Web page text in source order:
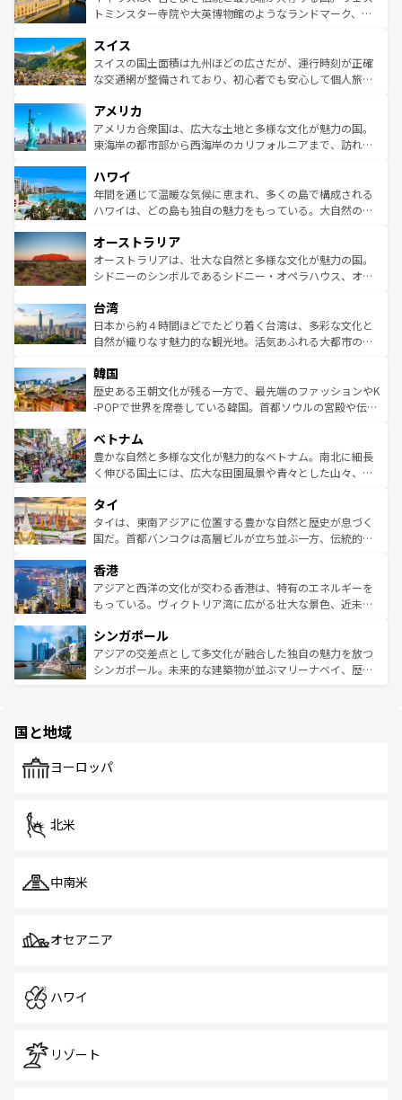
らに、パリ以外の地域にも魅力が溢れており、どの街角に
れる地方に足を運ぶとそれぞれで全く異なる文化を体験で
きるだろう。 なお、新着のフランス情報はコンテンツ一覧
を参照してほしい。
してライン川沿いのワイン畑といった風景は必見。ビール
は、お酒好きな人にはぜひ体験してほしい。 なお、新着の
ドイツ情報はコンテンツ一覧を参照してほしい。
トミンスター寺院や大英博物館のようなランドマーク、歴
リアごとに異なる魅力がある。また、優雅なアフタヌーン
ティー、ビール好きにはたまらない英国パブ、サッカー観
戦など、本場だからこそできる体験も豊富。イギリスを旅
ンツ一覧を参照してほしい。
スイス
スイスの国土面積は九州ほどの広さだが、運行時刻が正確
な交通網が整備されており、初心者でも安心して個人旅行
の建物がそのまま残る町や、スイスならではのユニークな
博物館もあり、アルプス観光だけでなく町歩きも満喫する
ことができる。国民の所得が高いため物価も高いが、旅行
ば市内交通費無料で観光を楽しむこともできる。 なお、新
着のスイス情報はコンテンツ一覧 を参照してほしい。
アメリカ
アメリカ合衆国は、広大な土地と多様な文化が魅力の国。
東海岸の都市部から西海岸のカリフォルニアまで、訪れる
のような巨大都市は、観光、ショッピング、エンターテイ
ンメントが詰まった刺激的なスポットだ。一方、アメリカ
西部には大自然が広がり、グランドキャニオンやイエロー
部のニューオーリンズでは、音楽と美食が融合した独特の
文化が魅力。旅行者はアメリカの各地域で異なる魅力を楽
しみながら、その多様性と豊かな歴史を感じることができ
ならではの贅沢な旅のスタイルだ。 なお、新着のアメリカ
情報はコンテンツ一覧を参照してほしい。
ハワイ
年間を通じて温暖な気候に恵まれ、多くの島で構成される
ハワイは、どの島も独自の魅力をもっている。大自然の神
ワイ島は見逃せない。また、定番の観光地といえばオアフ
島だが、静かな自然を求めるならマウイ島やカウアイ島が
おすすめ。エメラルドグリーンに輝く海をはじめ、豊かな
れるおもてなしの心で訪れる人々を迎えてくれるハワイの
人々、おいしいローカルフードやハワイアンミュージッ
ク、伝統的なフラダンスなど、すべてがハワイの魅力を彩
ワイを、存分に味わってほしい。 なお、新着のハワイ情報
はコンテンツ一覧を参照してほしい。
オーストラリア
オーストラリアは、壮大な自然と多様な文化が魅力の国。
シドニーのシンボルであるシドニー・オペラハウス、オー
リアリーフや大陸中央部にそびえるウルル（エアーズロッ
ク）、タスマニアの美しい原生林やケアンズの熱帯雨林な
ど、見どころがたくさん。また、カフェやワイン、オージ
いる。アクティビティも充実しており、サーフィンやダイ
ビング、ハイキングなど、アウトドア好きにはたまらな
い。オーストラリアの多彩な魅力を存分に味わいつくそ
参照してほしい。
台湾
日本から約４時間ほどでたどり着く台湾は、多彩な文化と
自然が織りなす魅力的な観光地。活気あふれる大都市の台
ン）、静ひつな山岳地帯である台湾東部など、都市の喧騒
と山間の静けさが共存しており、訪れる人に新しい発見と
驚きをもたらしてくれる。また、奥深い台湾の食文化も魅
容にもいいと評判のスイーツなど、バラエティ豊かな料理
が味わえる。 なお、新着の台湾情報は コンテンツ一覧を参
照してほしい。
韓国
歴史ある王朝文化が残る一方で、最先端のファッションやK
-POPで世界を席巻している韓国。首都ソウルの宮殿や伝統
き、地方に足を延ばせば四季折々の自然美を楽しむことが
できる。そして、キムチや焼肉、絶品のストリートフード
まで、さまざまな韓国料理が待っている。夜には、韓国な
リティに包まれながら、韓国の多彩な魅力を心ゆくまで味
わってみてほしい。 なお、新着の韓国情報はコンテンツ一
覧を参照してほしい。
ベトナム
豊かな自然と多様な文化が魅力的なベトナム。南北に細長
く伸びる国土には、広大な田園風景や青々とした山々、世
急速な発展と共に伝統が息づく。ハノイの古い町並みやホ
ーチミン市のフランス統治時代の建物も、独特の雰囲気を
醸し出している。また、バラエティの豊かさとおいしさで
とつ。フォーやバインミー、ベトナムコーヒーなどは、ぜ
ひ現地で味わいたい。どの地域を訪れてもあたたかい人々
が旅行者を迎えてくれるので、きっと忘れられない旅にな
参照してほしい。
タイ
タイは、東南アジアに位置する豊かな自然と歴史が息づく
国だ。首都バンコクは高層ビルが立ち並ぶ一方、伝統的な
の活気が交差している。北部ではチェンマイなどの山岳地
帯で自然と触れ合い、南部ではプーケットやクラビの美し
いビーチでリゾート気分を楽しむことができる。タイ料理
激する。気候は一年中温暖で、どの季節にも異なる楽しみ
が待っている。親しみやすいタイの人々、仏教を中心とし
た文化、そして多様な観光資源が、訪れる旅人を魅了し続
香港
アジアと西洋の文化が交わる香港は、特有のエネルギーを
もっている。ヴィクトリア湾に広がる壮大な景色、近未来
み、どこを訪れても感動するはず。観光スポットが密集し
ており、効率よく見どころを回れるのも魅力。息をのむよ
うな絶景から文化的な体験まで、香港を存分に楽しみ尽く
シンガポール
アジアの交差点として多文化が融合した独自の魅力を放つ
シンガポール。未来的な建築物が並ぶマリーナベイ、歴史
で、ホーカーズは地元の風情を楽しめる外せないスポット
国と地域
ヨーロッパ
北米
中南米
オセアニア
ハワイ
リゾート